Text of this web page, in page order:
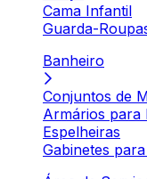
Cama Infantil
Guarda-
Banheiro
Conjuntos de
Armários para
Espelheiras
Gabinetes